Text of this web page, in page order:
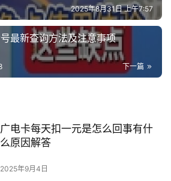
2025年8月31日 上午7:57
最新查询方法及注意事项
下一篇
广电卡每天扣一元是怎么回事有什
么原因解答
2025年9月4日